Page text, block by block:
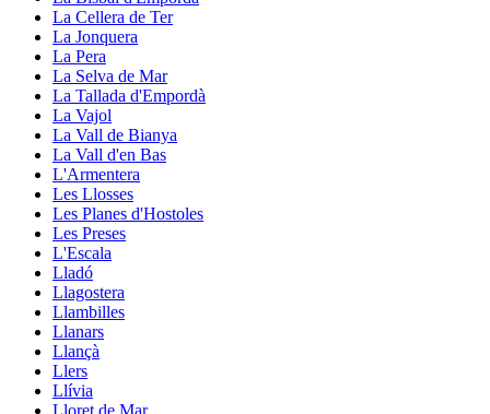
La Cellera de Ter
La Jonquera
La Pera
La Selva de Mar
La Tallada d'Empordà
La Vajol
La Vall de Bianya
La Vall d'en Bas
L'Armentera
Les Llosses
Les Planes d'Hostoles
Les Preses
L'Escala
Lladó
Llagostera
Llambilles
Llanars
Llançà
Llers
Llívia
Lloret de Mar